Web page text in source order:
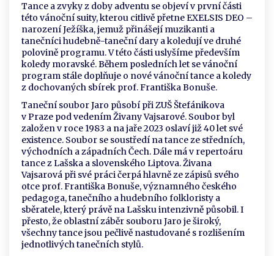
Tance a zvyky z doby adventu se objeví v první části
této vánoční suity, kterou citlivě přetne EXELSIS DEO –
narození Ježíška, jemuž přinášejí muzikanti a
tanečníci hudebně-taneční dary a koledují ve druhé
polovině programu. V této části uslyšíme především
koledy moravské. Během posledních let se vánoční
program stále doplňuje o nové vánoční tance a koledy
z dochovaných sbírek prof. Františka Bonuše.
Taneční soubor Jaro působí při ZUŠ Štefánikova
v Praze pod vedením Živany Vajsarové. Soubor byl
založen v roce 1983 a na jaře 2023 oslaví již 40 let své
existence. Soubor se soustředí na tance ze středních,
východních a západních Čech. Dále má v repertoáru
tance z Lašska a slovenského Liptova. Živana
Vajsarová při své práci čerpá hlavně ze zápisů svého
otce prof. Františka Bonuše, významného českého
pedagoga, tanečního a hudebního folkloristy a
sběratele, který právě na Lašsku intenzivně působil. I
přesto, že oblastní záběr souboru Jaro je široký,
všechny tance jsou pečlivě nastudované s rozlišením
jednotlivých tanečních stylů.